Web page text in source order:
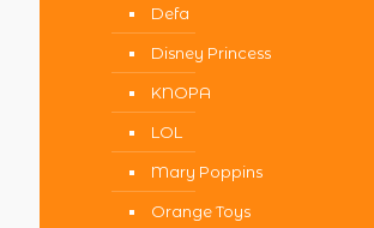
Defa
Disney Princess
KNOPA
LOL
Mary Poppins
Orange Toys